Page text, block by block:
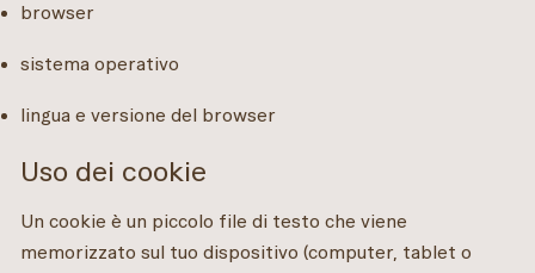
browser
sistema operativo
lingua e versione del browser
Uso dei cookie
Un cookie è un piccolo file di testo che viene
memorizzato sul tuo dispositivo (computer, tablet o